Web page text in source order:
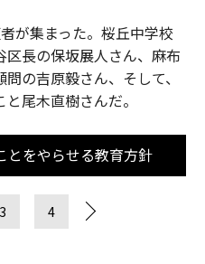
が集まった。桜丘中学校
長の保坂展人さん、麻布
の吉原毅さん、そして、
尾木直樹さんだ。
とをやらせる教育方針
3 4